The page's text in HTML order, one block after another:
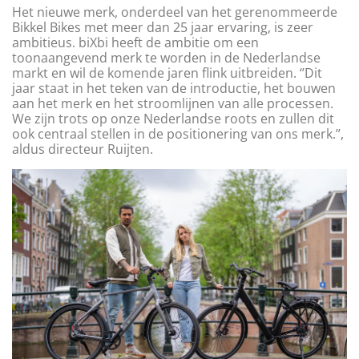
Het nieuwe merk, onderdeel van het gerenommeerde
Bikkel Bikes met meer dan 25 jaar ervaring, is zeer
ambitieus. biXbi heeft de ambitie om een
toonaangevend merk te worden in de Nederlandse
markt en wil de komende jaren flink uitbreiden. ‘’Dit
jaar staat in het teken van de introductie, het bouwen
aan het merk en het stroomlijnen van alle processen.
We zijn trots op onze Nederlandse roots en zullen dit
ook centraal stellen in de positionering van ons merk.’’,
aldus directeur Ruijten.